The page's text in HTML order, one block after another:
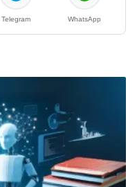
Telegram WhatsApp